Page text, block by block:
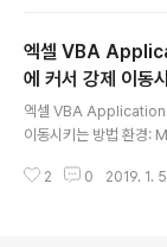
다. 프로그램에 내장되
트와 연결해서 관련 정보
한 개체나 속성을 선택
“상황에 맞는 도움말”
줍니다. 원하는 항목을
움말 버튼을 클릭합니다
엑셀 VBA
에 커서 강제 이동
엑셀 VBA
이동시키는 방법 환
주는 함수 입니다. 이 함
2 0 2019. 1.